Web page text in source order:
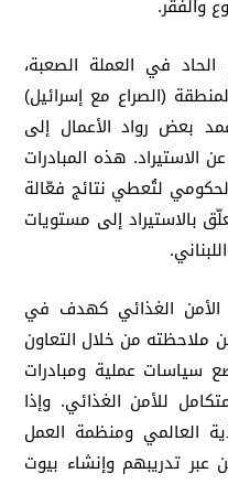
والفقر.
الحاد في العملة الصعبة،
(الصراع مع إسرائيل)
بعض رواد الأعمال إلى
الاستيراد. هذه المبادرات
لتُعطي نتائج فعّالة
بالاستيراد إلى مستويات
الأمن الغذائي كهدف في
ملاحظته من خلال التعاون
سياسات عملية ومبادرات
للأمن الغذائي. وإذا
العالمي ومنظمة العمل
عبر تدريبهم وإنشاء بيوت